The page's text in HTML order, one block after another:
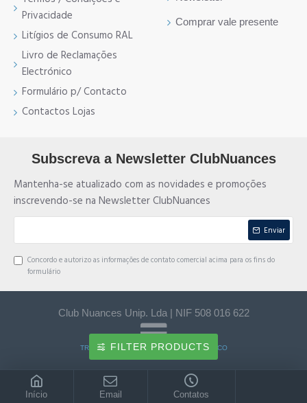
Privacidade
Litígios de Consumo RAL
Livro de Reclamações
Electrónico
Formulário p/ Contacto
Contactos Lojas
Comprar vale presente
Subscreva a Newsletter ClubNuances
Mantenha-se atualizado com as novidades e promoções
inscrevendo-se na Newsletter ClubNuances
Enviar
Concordo e autorizo as informações de contato comercial acima para os fins do
formulário
Club Nuances Unip. Lda | NIF 508 016 622
TRANSFERÊNCIA BANCÁRIA e MULTIBANCO
Início Email Contatos
FILTER PRODUCTS